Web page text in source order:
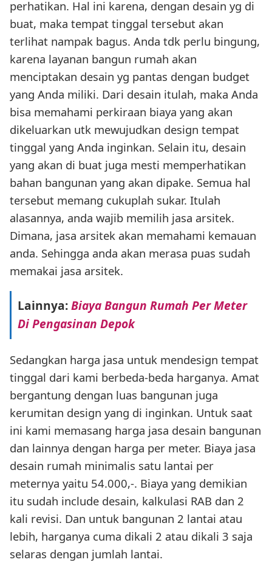
perhatikan. Hal ini karena, dengan desain yg di
buat, maka tempat tinggal tersebut akan
terlihat nampak bagus. Anda tdk perlu bingung,
karena layanan bangun rumah akan
menciptakan desain yg pantas dengan budget
yang Anda miliki. Dari desain itulah, maka Anda
bisa memahami perkiraan biaya yang akan
dikeluarkan utk mewujudkan design tempat
tinggal yang Anda inginkan. Selain itu, desain
yang akan di buat juga mesti memperhatikan
bahan bangunan yang akan dipake. Semua hal
tersebut memang cukuplah sukar. Itulah
alasannya, anda wajib memilih jasa arsitek.
Dimana, jasa arsitek akan memahami kemauan
anda. Sehingga anda akan merasa puas sudah
memakai jasa arsitek.
Lainnya:Biaya Bangun Rumah Per Meter
Di Pengasinan Depok
Sedangkan harga jasa untuk mendesign tempat
tinggal dari kami berbeda-beda harganya. Amat
bergantung dengan luas bangunan juga
kerumitan design yang di inginkan. Untuk saat
ini kami memasang harga jasa desain bangunan
dan lainnya dengan harga per meter. Biaya jasa
desain rumah minimalis satu lantai per
meternya yaitu 54.000,-. Biaya yang demikian
itu sudah include desain, kalkulasi RAB dan 2
kali revisi. Dan untuk bangunan 2 lantai atau
lebih, harganya cuma dikali 2 atau dikali 3 saja
selaras dengan jumlah lantai.